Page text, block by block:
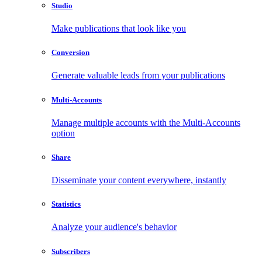
Studio
Make publications that look like you
Conversion
Generate valuable leads from your publications
Multi-Accounts
Manage multiple accounts with the Multi-Accounts
option
Share
Disseminate your content everywhere, instantly
Statistics
Analyze your audience's behavior
Subscribers